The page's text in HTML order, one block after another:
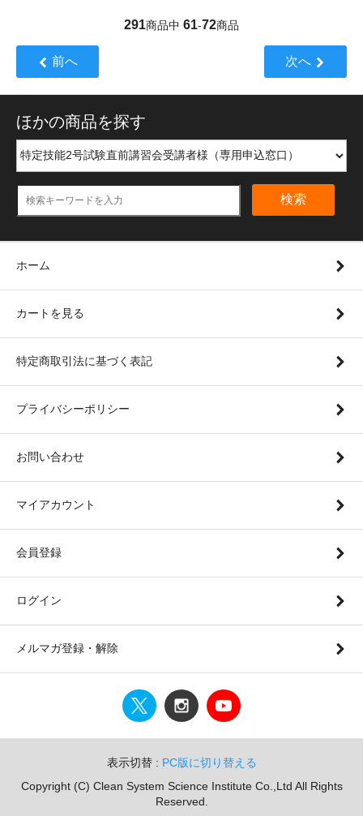
291商品中 61-72商品
前へ 次へ
ほかの商品を探す
検索
ホーム
カートを見る
特定商取引法に基づく表記
プライバシーポリシー
お問い合わせ
マイアカウント
会員登録
ログイン
メルマガ登録・解除
表示切替 : PC版に切り替える
Copyright (C) Clean System Science Institute Co.,Ltd All Rights
Reserved.